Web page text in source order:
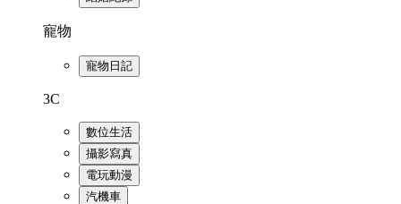
寵物
寵物日記
3C
數位生活
攝影寫真
電玩動漫
汽機車